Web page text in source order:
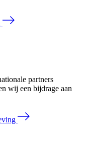
partners
wij een bijdrage aan